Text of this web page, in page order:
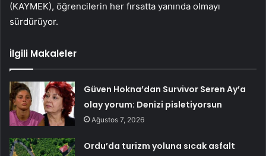
(KAYMEK), öğrencilerin her fırsatta yanında olmayı
sürdürüyor.
İlgili Makaleler
Güven Hokna’dan Survivor Seren Ay’a
olay yorum: Denizi pisletiyorsun
Ağustos 7, 2026
Ordu’da turizm yoluna sıcak asfalt